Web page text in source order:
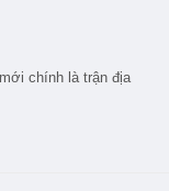
chính là trận địa